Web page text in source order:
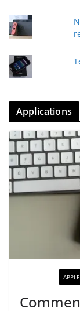
Applications
APPLE